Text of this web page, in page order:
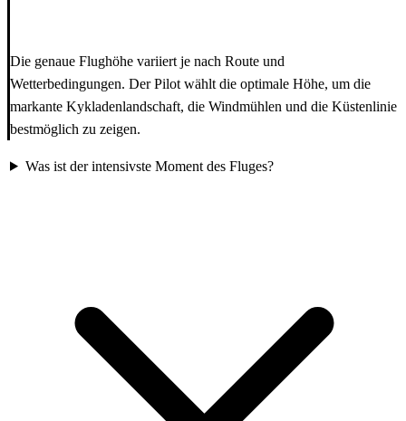
Die genaue Flughöhe variiert je nach Route und
Wetterbedingungen. Der Pilot wählt die optimale Höhe, um die
markante Kykladenlandschaft, die Windmühlen und die Küstenlinie
bestmöglich zu zeigen.
Was ist der intensivste Moment des Fluges?